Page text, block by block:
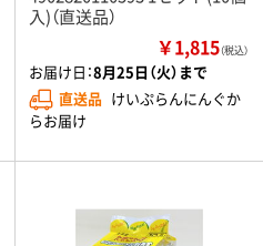
入)（直送品）
￥1,815（税込）
お届け日：8月25日（火）まで
直送品 けいぷらんにんぐか
らお届け